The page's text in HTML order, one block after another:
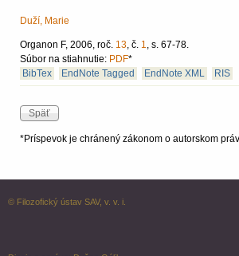
Duží, Marie
Organon F, 2006, roč. 13, č. 1, s. 67-78.
Súbor na stiahnutie: PDF*
BibTex
EndNote Tagged EndNote XML RIS
*Príspevok je chránený zákonom o autorskom
© Filozofický ústav SAV, v. v. i.